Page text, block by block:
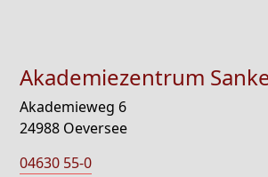
Akademiezentrum
Akademieweg 6
24988 Oeversee
04630 55-0